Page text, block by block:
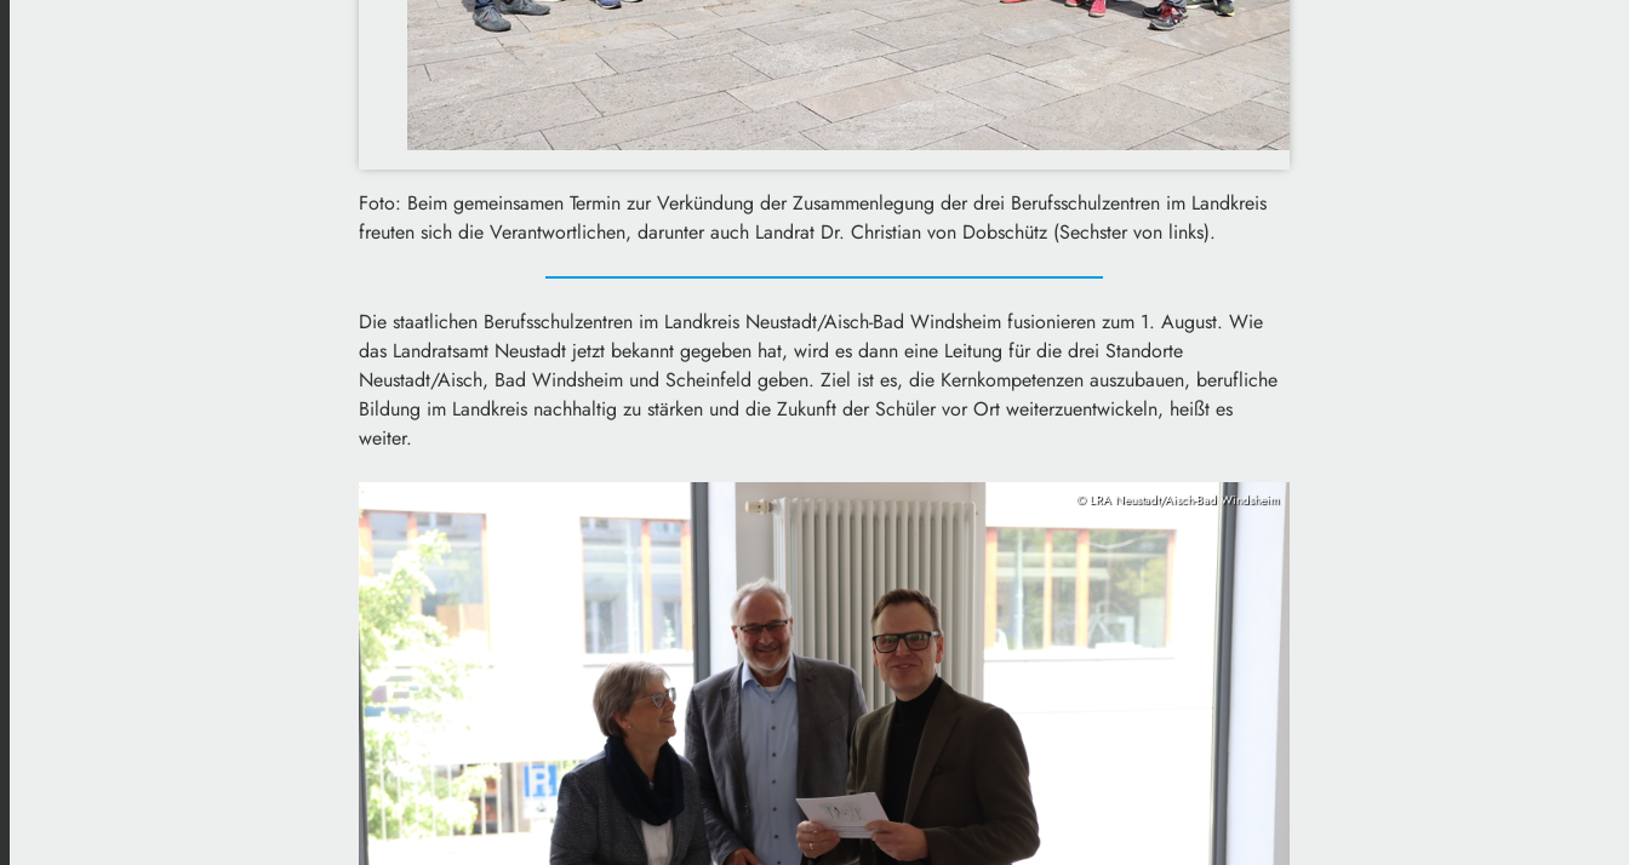
Foto: Beim gemeinsamen Termin zur Verkündung der Zusammenlegung der drei Berufsschulzentren im Landkreis
freuten sich die Verantwortlichen, darunter auch Landrat Dr. Christian von Dobschütz (Sechster von links).
Die staatlichen Berufsschulzentren im Landkreis Neustadt/Aisch-Bad Windsheim fusionieren zum 1. August. Wie
das Landratsamt Neustadt jetzt bekannt gegeben hat, wird es dann eine Leitung für die drei Standorte
Neustadt/Aisch, Bad Windsheim und Scheinfeld geben. Ziel ist es, die Kernkompetenzen auszubauen, berufliche
Bildung im Landkreis nachhaltig zu stärken und die Zukunft der Schüler vor Ort weiterzuentwickeln, heißt es
weiter.
© LRA Neustadt/Aisch-Bad Windsheim